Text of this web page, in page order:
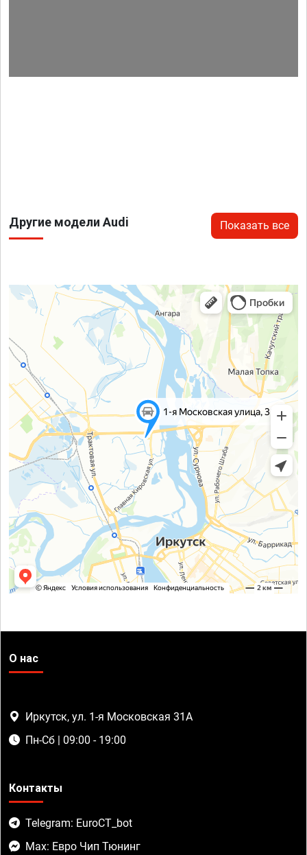
Другие модели Audi Показать все
О нас
Иркутск, ул. 1-я Московская 31А
Пн-Сб | 09:00 - 19:00
Контакты
Telegram: EuroCT_bot
Max: Евро Чип Тюнинг